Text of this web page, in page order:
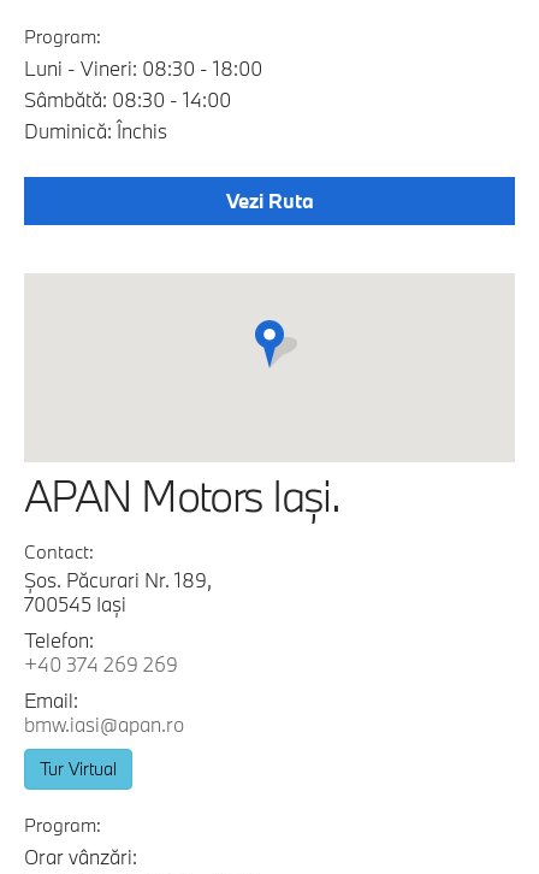
Program:
Luni - Vineri: 08:30 - 18:00
Sâmbătă: 08:30 - 14:00
Duminică: Închis
Vezi Ruta
APAN Motors Iaşi.
Contact:
Şos. Păcurari Nr. 189,
700545 Iaşi
Telefon:
+40 374 269 269
Email:
bmw.iasi@apan.ro
Tur Virtual
Program:
Orar vânzări: